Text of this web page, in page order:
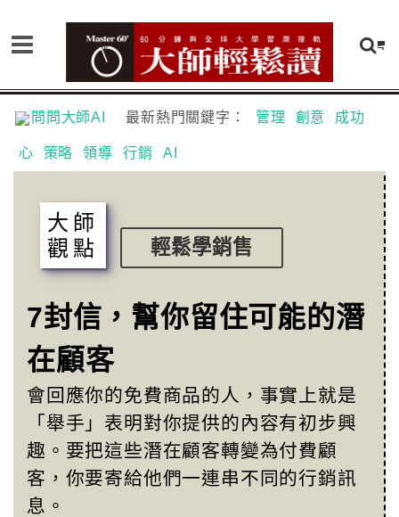
問問大師AI 最新熱門關鍵字： 管理 創意 成功
心 策略 領導 行銷 AI
大師
觀點
輕鬆學銷售
7封信，幫你留住可能的潛
在顧客
會回應你的免費商品的人，事實上就是
「舉手」表明對你提供的內容有初步興
趣。要把這些潛在顧客轉變為付費顧
客，你要寄給他們一連串不同的行銷訊
息。